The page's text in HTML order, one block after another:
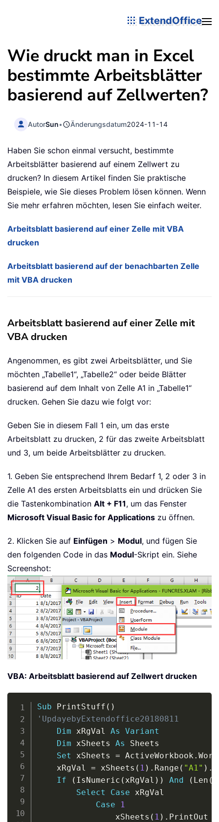
ExtendOffice
Wie druckt man in Excel
bestimmte Arbeitsblätter
basierend auf Zellwerten?
AutorSun• Änderungsdatum2024-11-14
Haben Sie schon einmal versucht, bestimmte
Arbeitsblätter basierend auf einem Zellwert zu
drucken? In diesem Artikel finden Sie praktische
Beispiele, wie Sie dieses Problem lösen können. Wenn
Sie mehr erfahren möchten, lesen Sie einfach weiter.
Arbeitsblatt basierend auf einer Zelle mit VBA
drucken
Arbeitsblatt basierend auf der benachbarten Zelle
mit VBA drucken
Arbeitsblatt basierend auf einer Zelle mit
VBA drucken
Angenommen, es gibt zwei Arbeitsblätter, und Sie
möchten „Tabelle1“, „Tabelle2“ oder beide Blätter
basierend auf dem Inhalt von Zelle A1 in „Tabelle1“
drucken. Gehen Sie dazu wie folgt vor:
Geben Sie in diesem Fall 1 ein, um das erste
Arbeitsblatt zu drucken, 2 für das zweite Arbeitsblatt
und 3, um beide Arbeitsblätter zu drucken.
1. Geben Sie entsprechend Ihrem Bedarf 1, 2 oder 3 in
Zelle A1 des ersten Arbeitsblatts ein und drücken Sie
die Tastenkombination Alt + F11, um das Fenster
Microsoft Visual Basic for Applications zu öffnen.
2. Klicken Sie auf Einfügen > Modul, und fügen Sie
den folgenden Code in das Modul-Skript ein. Siehe
Screenshot:
VBA: Arbeitsblatt basierend auf Zellwert drucken
Sub PrintStuff ( )
'UpdayebyExtendoffice20180811
Dim xRgVal As
Variant
Dim xSheets As Sheets
Set xSheets = ActiveWorkbook .
    xRgVal
= xSheets ( 1 ) . Range ( "A1" ) .
If
( IsNumeric ( xRgVal ) ) And ( Len (
Select
Case xRgVal
Case
1
                xSheets
( 1 ) . PrintOut